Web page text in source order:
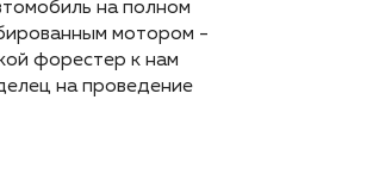
на полном
мотором -
форестер к нам
на проведение